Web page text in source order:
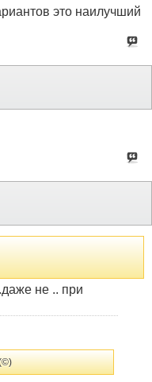
это наилучший
не .. при